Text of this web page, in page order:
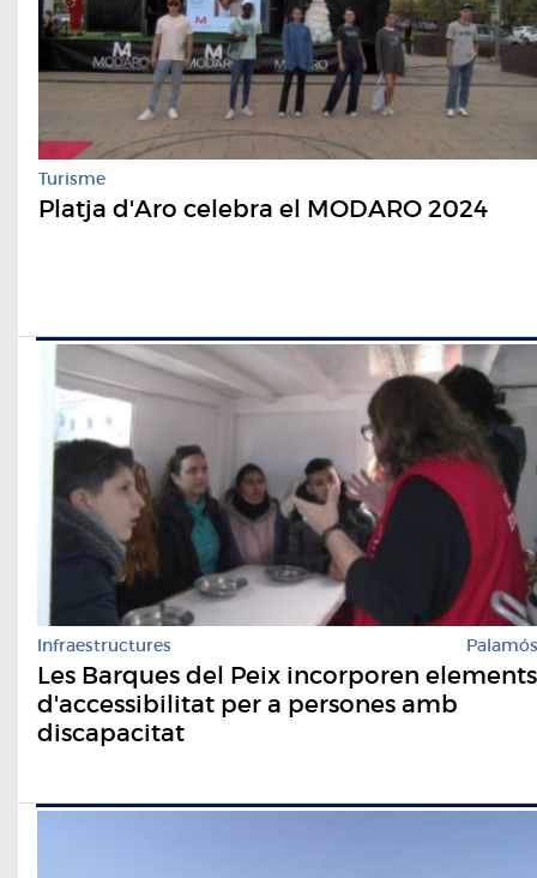
Turisme
Platja d'Aro celebra el MODARO 2024
Infraestructures Palamós
Les Barques del Peix incorporen elements
d'accessibilitat per a persones amb
discapacitat